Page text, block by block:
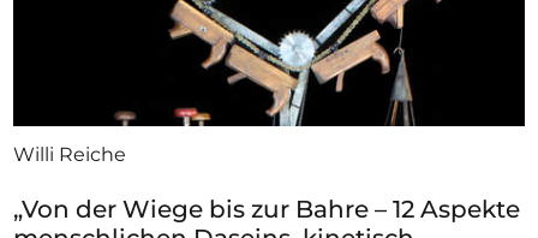
Willi Reiche
„Von der Wiege bis zur Bahre – 12 Aspekte